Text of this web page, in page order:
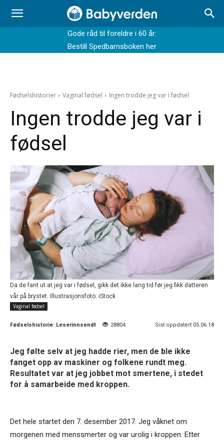
Gode råd til foreldre i 60 år:
Bestill Spedbarnsboken her
Fødselshistorier Vaginal fødsel Ingen trodde jeg var i fødsel
Ingen trodde jeg var i
fødsel
Da de fant ut at jeg var i fødsel, gikk det ikke lang tid før jeg fikk datteren
vår på brystet. Illustrasjonsfoto: iStock
Vaginal fødsel
Fødselshistorie: Leserinnsendt 28804 Sist oppdatert 05.06.18
Jeg følte selv at jeg hadde rier, men de ble ikke
fanget opp av maskiner og folkene rundt meg.
Resultatet var at jeg jobbet mot smertene, i stedet
for å samarbeide med kroppen.
Det hele startet den 7. desember 2017. Jeg våknet om
morgenen med menssmerter og var urolig i kroppen. Etter